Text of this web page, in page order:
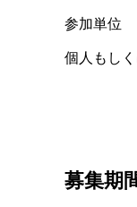
参加単位
個人もし
募集期